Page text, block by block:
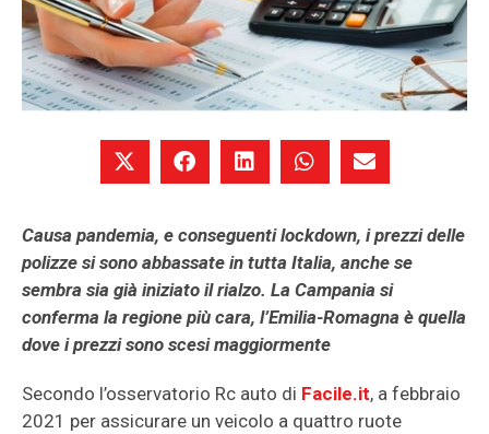
Causa pandemia, e conseguenti lockdown, i prezzi delle
polizze si sono abbassate in tutta Italia, anche se
sembra sia già iniziato il rialzo. La Campania si
conferma la regione più cara, l’Emilia-Romagna è quella
dove i prezzi sono scesi maggiormente
Secondo l’osservatorio Rc auto di Facile.it, a febbraio
2021 per assicurare un veicolo a quattro ruote